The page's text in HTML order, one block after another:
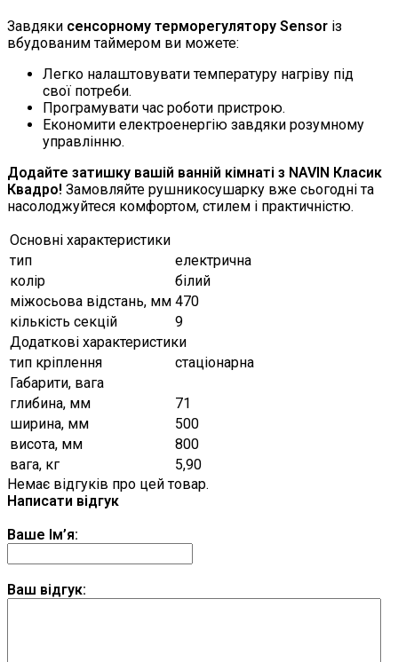
Завдяки сенсорному терморегулятору Sensor із
вбудованим таймером ви можете:
Легко налаштовувати температуру нагріву під
свої потреби.
Програмувати час роботи пристрою.
Економити електроенергію завдяки розумному
управлінню.
Додайте затишку вашій ванній кімнаті з NAVIN Класик
Квадро! Замовляйте рушникосушарку вже сьогодні та
насолоджуйтеся комфортом, стилем і практичністю.
Основні характеристики
тип
електрична
колір
білий
міжосьова відстань, мм 470
кількість секцій
9
Додаткові характеристики
тип кріплення
стаціонарна
Габарити, вага
глибина, мм
71
ширина, мм
500
висота, мм
800
вага, кг
5,90
Немає відгуків про цей товар.
Написати відгук
Ваше Ім’я:
Ваш відгук: